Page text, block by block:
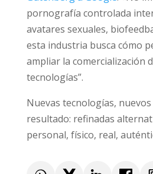
motor erótico: Cómo la
impulsado la comunicación
Gutenberg a Google
: «No
de pornografía controlada
avatares sexuales,
ampliar la comercialización
tecnologías”.